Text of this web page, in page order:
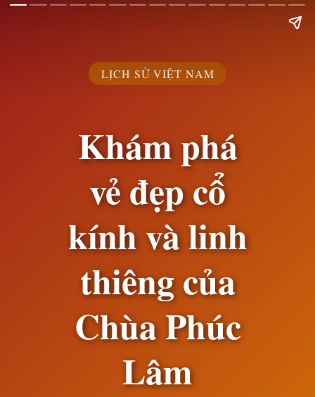
LỊCH SỬ VIỆT NAM
Khám phá
vẻ đẹp cổ
kính và linh
thiêng của
Chùa Phúc
Lâm